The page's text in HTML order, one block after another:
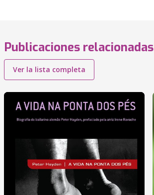
Publicaciones relacionadas
Ver la lista completa